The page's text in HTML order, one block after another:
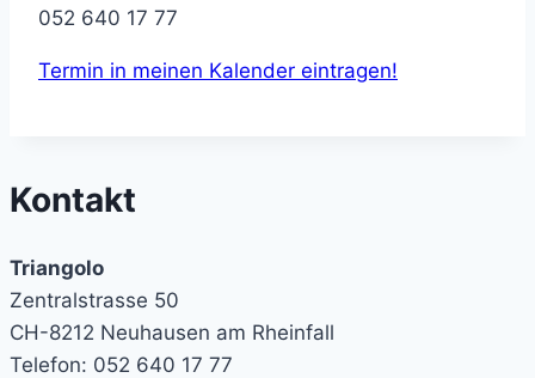
052 640 17 77
Termin in meinen Kalender eintragen!
Kontakt
Triangolo
Zentralstrasse 50
CH-8212 Neuhausen am Rheinfall
Telefon: 052 640 17 77